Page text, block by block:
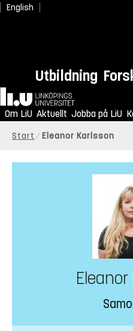
English
Utbildning
Hem
Om LiU Aktuellt Jobba på LiU
Start Eleanor Karlsson